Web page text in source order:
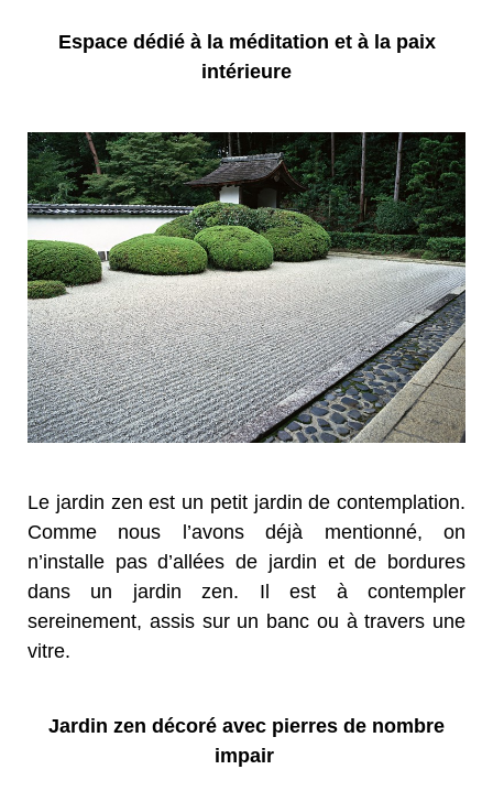
Espace dédié à la méditation et à la paix
intérieure
Le jardin zen est un petit jardin de contemplation.
Comme nous l’avons déjà mentionné, on
n’installe pas d’allées de jardin et de bordures
dans un jardin zen. Il est à contempler
sereinement, assis sur un banc ou à travers une
vitre.
Jardin zen décoré avec pierres de nombre
impair